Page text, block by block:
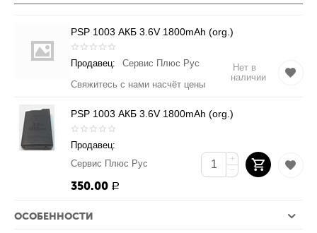
PSP 1003 АКБ 3.6V 1800mAh (org.)
Продавец:
Сервис Плюс Рус
Свяжитесь с нами насчёт цены
Нет в
наличии
PSP 1003 АКБ 3.6V 1800mAh (org.)
Продавец:
Сервис Плюс Рус
350.00 Р
+
−
ОСОБЕННОСТИ